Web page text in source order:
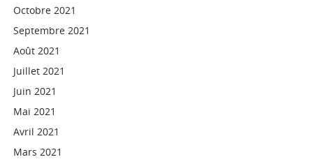
Octobre 2021
Septembre 2021
Août 2021
Juillet 2021
Juin 2021
Mai 2021
Avril 2021
Mars 2021